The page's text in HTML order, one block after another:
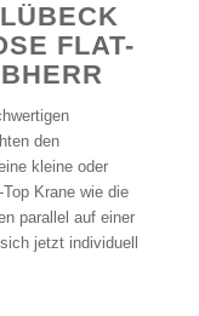
FLAT-
den
kleine oder
Krane wie die
parallel auf einer
jetzt individuell